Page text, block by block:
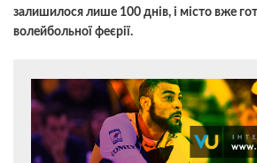
залишилося лише 100 днів, і місто вже
волейбольної феєрії.